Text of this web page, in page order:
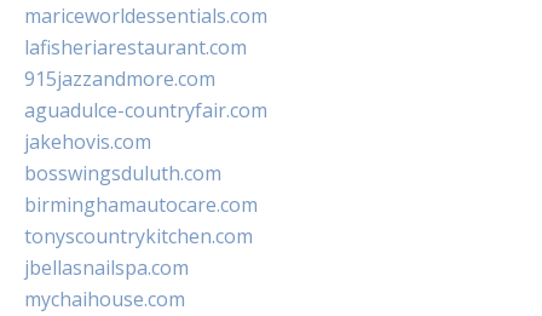
mariceworldessentials.com
lafisheriarestaurant.com
915jazzandmore.com
aguadulce-countryfair.com
jakehovis.com
bosswingsduluth.com
birminghamautocare.com
tonyscountrykitchen.com
jbellasnailspa.com
mychaihouse.com